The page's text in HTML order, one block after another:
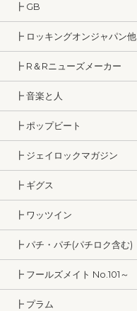
┣ GB
┣ ロッキングオンジャパン他
┣ R＆Rニューズメーカー
┣ 音楽と人
┣ ポップビート
┣ ジェイロックマガジン
┣ ギグス
┣ ワッツイン
┣ パチ・パチ(パチロク含む)
┣ フールズメイト No.101～
┣ プラム